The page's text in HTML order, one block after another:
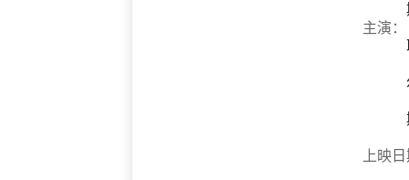
主演：
上映